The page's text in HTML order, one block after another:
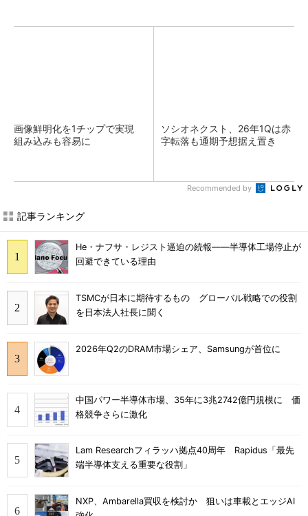
画像鮮明化を1チップで実現
組み込みも容易に
ソシオネクスト、26年1Qは赤
字転落も通期予想据え置き
Recommended by
記事ランキング
He・ナフサ・レジスト逼迫の続報――半導体工場停止が
回避できている理由
TSMCが日本に期待するもの グローバル戦略での役割
を日本法人社長に聞く
2026年Q2のDRAM市場シェア、Samsungが首位に
中国パワー半導体市場、35年に3兆2742億円規模に 価
格競争さらに激化
Lam Researchフィラッハ拠点40周年 Rapidus「最先
端半導体支える重要な役割」
NXP、Ambarella買収を検討か 狙いは車載とエッジAI